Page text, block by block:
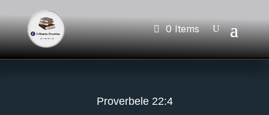
0 Items
Proverbele 22:4